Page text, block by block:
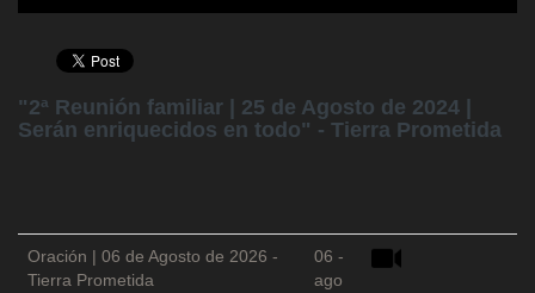
"2ª Reunión familiar | 25 de Agosto de 2024 |
Serán enriquecidos en todo" - Tierra Prometida
Oración | 06 de Agosto de 2026 -
Tierra Prometida
06 -
ago